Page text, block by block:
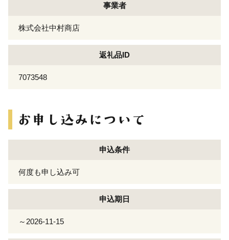
事業者
株式会社中村商店
返礼品ID
7073548
申込条件
何度も申し込み可
申込期日
～2026-11-15